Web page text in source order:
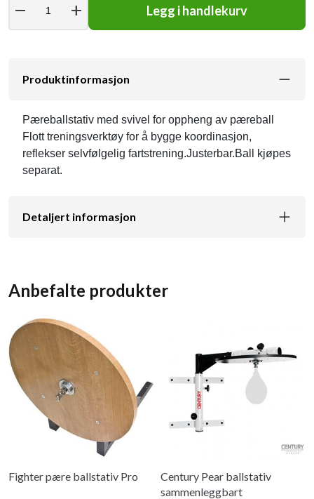
remove add Legg i handlekurv
Produktinformasjon
Pæreballstativ med svivel for oppheng av pæreball
Flott treningsverktøy for å bygge koordinasjon,
reflekser selvfølgelig fartstrening.Justerbar.Ball kjøpes
separat.
Detaljert informasjon
Anbefalte produkter
Fighter pære ballstativ Pro
Century Pear ballstativ
sammenleggbart